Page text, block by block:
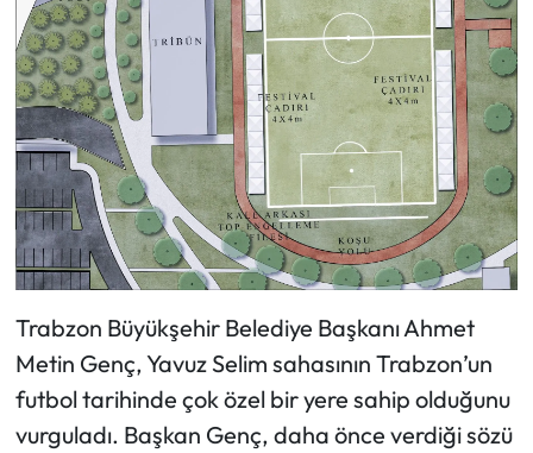
Trabzon Büyükşehir Belediye Başkanı Ahmet
Metin Genç, Yavuz Selim sahasının Trabzon’un
futbol tarihinde çok özel bir yere sahip olduğunu
vurguladı. Başkan Genç, daha önce verdiği sözü